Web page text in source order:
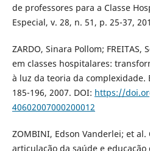
de professores para a Classe
Especial, v. 28, n. 51, p. 25-37,
ZARDO, Sinara Pollom; FREITAS,
em classes hospitalares:
à luz da teoria da complexidade.
185-196, 2007. DOI: https://
40602007000200012
ZOMBINI, Edson Vanderlei; et al.
articulação da saúde e